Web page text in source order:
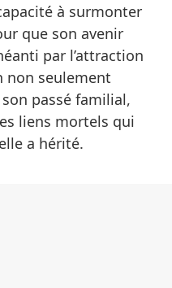
à surmonter
que son avenir
par l’attraction
non seulement
passé familial,
liens mortels qui
a hérité.